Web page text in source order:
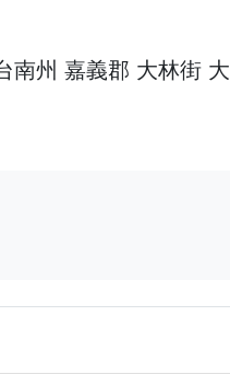
州 嘉義郡 大林街 大